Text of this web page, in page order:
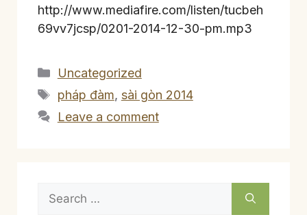
http://www.mediafire.com/listen/tucbeh
69vv7jcsp/0201-2014-12-30-pm.mp3
Categories
Uncategorized
Tags
pháp đàm, sài gòn 2014
Leave a comment
Search